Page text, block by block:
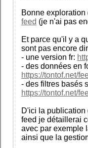
Bonne
feed (je n'ai pas
Et parce qu'il y a
sont pas encore
- une version fr:
- des données en
https://tontof.net/
- des filtres basés
https://tontof.net/
D'ici la
feed je détaillerai
avec par exemple
ainsi que la